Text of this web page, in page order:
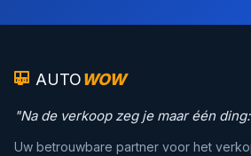
AUTOWOW
"Na de verkoop zeg je maar één ding:
Uw betrouwbare partner voor het